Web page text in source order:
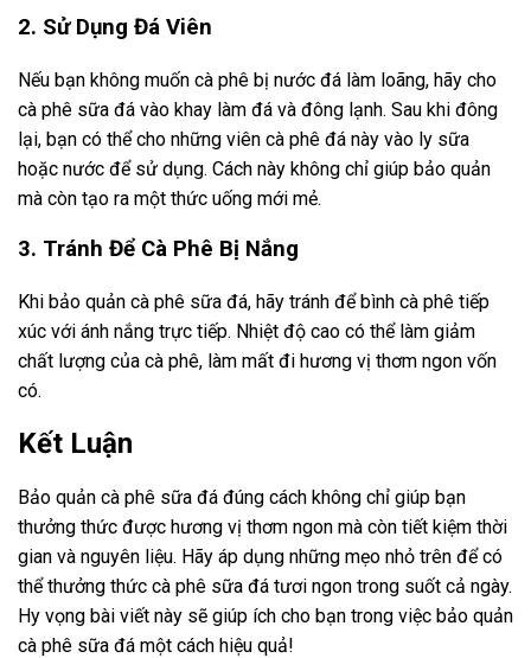
2. Sử Dụng Đá Viên
Nếu bạn không muốn cà phê bị nước đá làm loãng, hãy cho
cà phê sữa đá vào khay làm đá và đông lạnh. Sau khi đông
lại, bạn có thể cho những viên cà phê đá này vào ly sữa
hoặc nước để sử dụng. Cách này không chỉ giúp bảo quản
mà còn tạo ra một thức uống mới mẻ.
3. Tránh Để Cà Phê Bị Nắng
Khi bảo quản cà phê sữa đá, hãy tránh để bình cà phê tiếp
xúc với ánh nắng trực tiếp. Nhiệt độ cao có thể làm giảm
chất lượng của cà phê, làm mất đi hương vị thơm ngon vốn
có.
Kết Luận
Bảo quản cà phê sữa đá đúng cách không chỉ giúp bạn
thưởng thức được hương vị thơm ngon mà còn tiết kiệm thời
gian và nguyên liệu. Hãy áp dụng những mẹo nhỏ trên để có
thể thưởng thức cà phê sữa đá tươi ngon trong suốt cả ngày.
Hy vọng bài viết này sẽ giúp ích cho bạn trong việc bảo quản
cà phê sữa đá một cách hiệu quả!